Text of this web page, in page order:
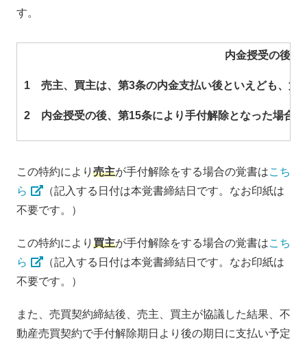
す。
内金授受の後と
1 売主、買主は、第3条の内金支払い後といえども、第
2 内金授受の後、第15条により手付解除となった場合
この特約により 売主が手付解除をする場合の覚書は こち
ら
（記入する日付は本覚書締結日です。なお印紙は
不要です。）
この特約により 買主が手付解除をする場合の覚書は こち
ら
（記入する日付は本覚書締結日です。なお印紙は
不要です。）
また、売買契約締結後、売主、買主が協議した結果、不
動産売買契約で手付解除期日より後の期日に支払い予定